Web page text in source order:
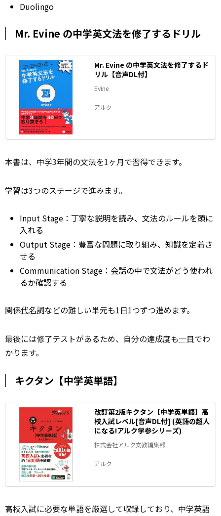
Duolingo
Mr. Evine の中学英文法を修了するドリル
Mr. Evine の中学英文法を修了するド
リル【音声DL付】
Evine
アルク
本書は、中学3年間の文法を1ヶ月で習得できます。
学習は3つのステージで進みます。
Input Stage：丁寧な説明を読み、文法のルールを頭に
入れる
Output Stage：豊富な問題に取り組み、知識を定着さ
せる
Communication Stage：会話の中で文法がどう使われ
るか確認する
関係代名詞などの難しい単元も1日1つずつ進めます。
最後には修了テストがあるため、自分の達成度も一目でわ
かります。
キクタン【中学英単語】
改訂第2版キクタン【中学英単語】高
校入試レベル[音声DL付] (英語の超人
になる!アルク学参シリーズ)
株式会社アルク文教編集部
アルク
高校入試に必要な単語を厳選して収録しており、中学英語